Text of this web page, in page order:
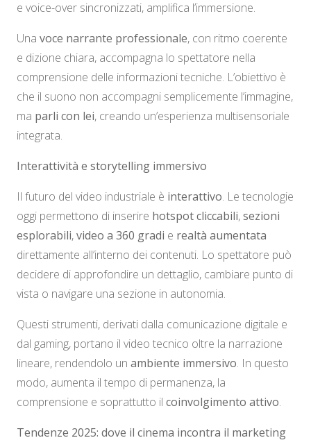
e voice-over sincronizzati, amplifica l’immersione.
Una voce narrante professionale, con ritmo coerente
e dizione chiara, accompagna lo spettatore nella
comprensione delle informazioni tecniche. L’obiettivo è
che il suono non accompagni semplicemente l’immagine,
ma parli con lei, creando un’esperienza multisensoriale
integrata.
Interattività e storytelling immersivo
Il futuro del video industriale è interattivo. Le tecnologie
oggi permettono di inserire hotspot cliccabili,sezioni
esplorabili,video a 360 gradi e realtà aumentata
direttamente all’interno dei contenuti. Lo spettatore può
decidere di approfondire un dettaglio, cambiare punto di
vista o navigare una sezione in autonomia.
Questi strumenti, derivati dalla comunicazione digitale e
dal gaming, portano il video tecnico oltre la narrazione
lineare, rendendolo un ambiente immersivo. In questo
modo, aumenta il tempo di permanenza, la
comprensione e soprattutto il coinvolgimento attivo.
Tendenze 2025: dove il cinema incontra il marketing